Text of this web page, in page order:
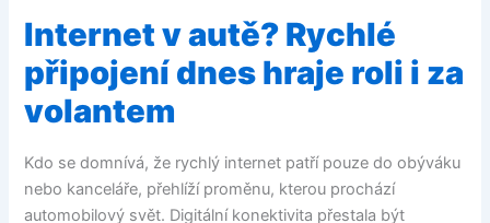
Internet v autě? Rychlé
připojení dnes hraje roli i za
volantem
Kdo se domnívá, že rychlý internet patří pouze do obýváku
nebo kanceláře, přehlíží proměnu, kterou prochází
automobilový svět. Digitální konektivita přestala být